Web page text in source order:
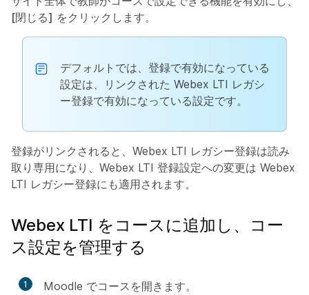
[閉じる] をクリックします。
デフォルトでは、登録で有効になっている
設定は、リンクされた Webex LTI レガシ
ー登録で有効になっている設定です。
登録がリンクされると、Webex LTI レガシー登録は読み
取り専用になり、Webex LTI 登録設定への変更は Webex
LTI レガシー登録にも適用されます。
Webex LTI をコースに追加し、コー
ス設定を管理する
1 Moodle でコースを開きます。